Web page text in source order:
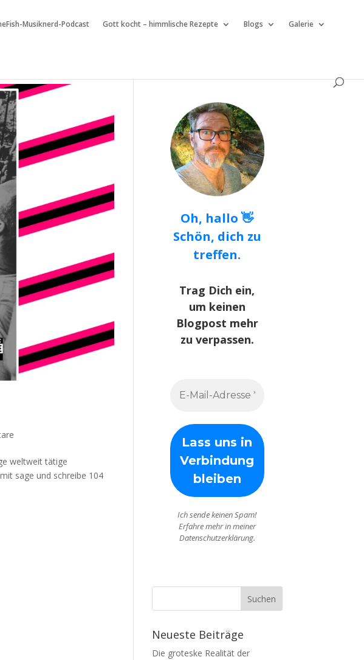
Musiknerd-Podcast Gott kocht – himmlische Rezepte Blogs Galerie
weltweit tätige
sage und schreibe 104
Oh, hallo 👋
Schön, dich zu
treffen.
Trag Dich ein,
um keinen
Blogpost mehr
zu verpassen.
Ich sende keinen Spam!
Erfahre mehr in meiner
Datenschutzerklärung.
Neueste Beiträge
Die groteske Realität der